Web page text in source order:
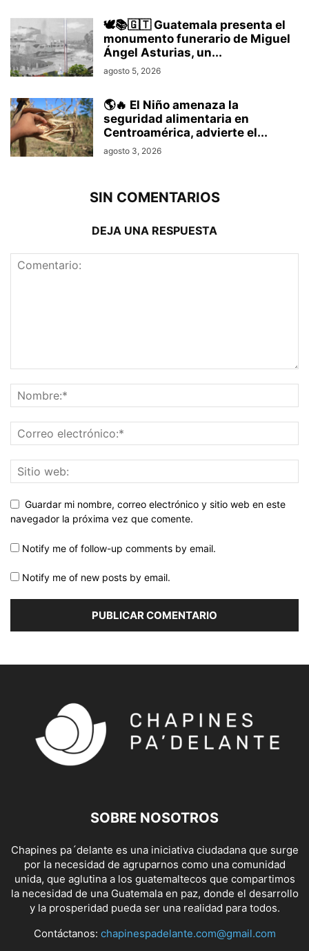
🕊️📚🇬🇹 Guatemala presenta el
monumento funerario de Miguel
Ángel Asturias, un...
agosto 5, 2026
🌎🔥 El Niño amenaza la
seguridad alimentaria en
Centroamérica, advierte el...
agosto 3, 2026
SIN COMENTARIOS
DEJA UNA RESPUESTA
Guardar mi nombre, correo electrónico y sitio web en este
navegador la próxima vez que comente.
Notify me of follow-up comments by email.
Notify me of new posts by email.
SOBRE NOSOTROS
Chapines pa´delante es una iniciativa ciudadana que surge
por la necesidad de agruparnos como una comunidad
unida, que aglutina a los guatemaltecos que compartimos
la necesidad de una Guatemala en paz, donde el desarrollo
y la prosperidad pueda ser una realidad para todos.
Contáctanos: chapinespadelante.com@gmail.com